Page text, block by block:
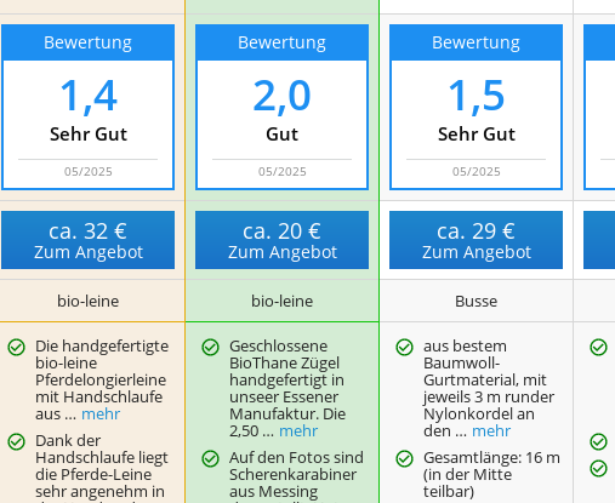
Bewertung
1,4
Sehr Gut
05/2025
Bewertung
2,0
Gut
05/2025
Bewertung
1,5
Sehr Gut
05/2025
ca.32 €
Zum Angebot
ca.20 €
Zum Angebot
ca.29 €
Zum Angebot
bio-leine bio-leine Busse
Die handgefertigte
bio-leine
Pferdelongierleine
mit Handschlaufe
aus … mehr
Dank der
Handschlaufe liegt
die Pferde-Leine
sehr angenehm in
Geschlossene
BioThane Zügel
handgefertigt in
unseer Essener
Manufaktur. Die
2,50 … mehr
Auf den Fotos sind
Scherenkarabiner
aus Messing
aus bestem
Baumwoll-
Gurtmaterial, mit
jeweils 3 m runder
Nylonkordel an
den … mehr
Gesamtlänge: 16 m
(in der Mitte
teilbar)